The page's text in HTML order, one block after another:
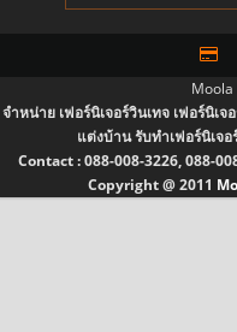
Moola
จำหน่าย เฟอร์นิเจอร์วินเทจ เฟอร์นิเ
แต่งบ้าน รับทำเฟอร์นิเจ
Contact :088-008-3226, 088-
Copyright @ 2011